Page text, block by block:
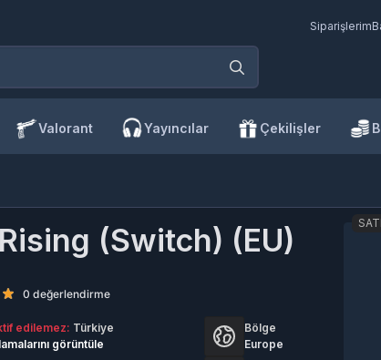
Siparişlerim
Valorant Yayıncılar Çekilişler
(Switch) (EU)
0 değerlendirme
edilemez: Türkiye
görüntüle
Bölge
Europe